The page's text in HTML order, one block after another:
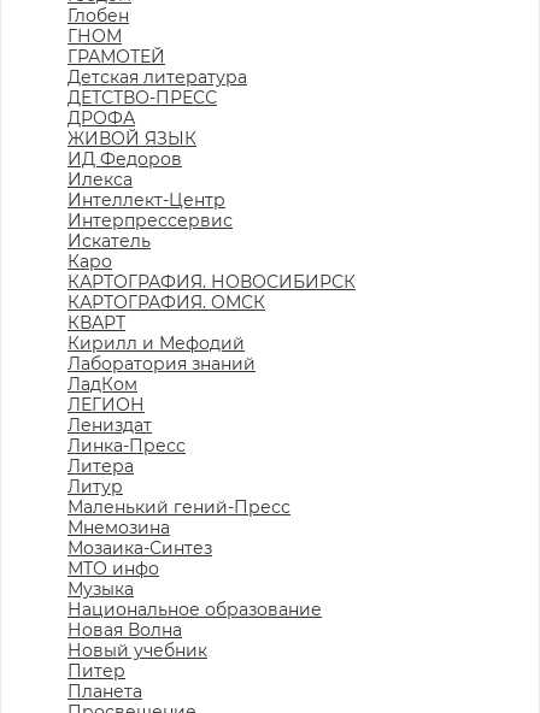
Глобен
ГНОМ
ГРАМОТЕЙ
Детская литература
ДЕТСТВО-ПРЕСС
ДРОФА
ЖИВОЙ ЯЗЫК
ИД Федоров
Илекса
Интеллект-Центр
Интерпрессервис
Искатель
Каро
КАРТОГРАФИЯ. НОВОСИБИРСК
КАРТОГРАФИЯ. ОМСК
КВАРТ
Кирилл и Мефодий
Лаборатория знаний
ЛадКом
ЛЕГИОН
Лениздат
Линка-Пресс
Литера
Литур
Маленький гений-Пресс
Мнемозина
Мозаика-Синтез
МТО инфо
Музыка
Национальное образование
Новая Волна
Новый учебник
Питер
Планета